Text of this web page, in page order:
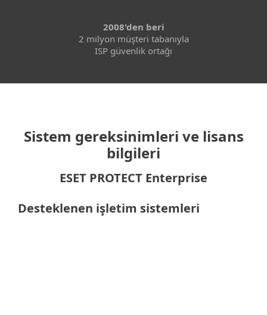
2008'den beri
2 milyon müşteri tabanıyla
ISP güvenlik ortağı
Sistem gereksinimleri ve lisans
bilgileri
ESET PROTECT Enterprise
Desteklenen işletim sistemleri